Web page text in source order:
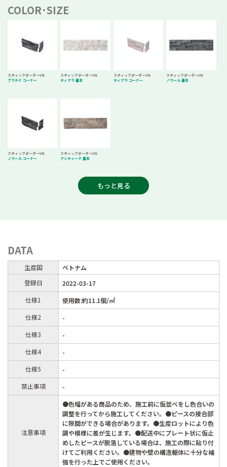
COLOR･SIZE
スティックボーダーVN
プラチナ コーナー
スティックボーダーVN
ティアラ 基本
スティックボーダーVN
ティアラ コーナー
スティックボーダーVN
ノワール 基本
スティックボーダーVN
ノワール コーナー
スティックボーダーVN
アンティーク 基本
もっと見る
DATA
生産国
ベトナム
登録日
2022-03-17
仕様1
使用数:約11.1個/㎡
仕様2
-
仕様3
-
仕様4
-
仕様5
-
禁止事項
-
注意事項
●色幅がある商品のため、施工前に仮並べをし色合いの
調整を行ってから施工してください。●ピースの接合部
に隙間ができる場合があります。●生産ロットにより色
調や模様に差が生じます。●配送中にプレート状に仮止
めしたピースが脱落している場合は、施工の際に貼り付
けてご利用ください。●建物や壁の構造躯体に十分な補
強を行った上でご使用ください。